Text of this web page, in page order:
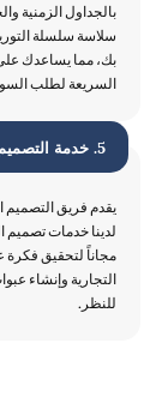
بالجداول الزمنية
سلاسة سلسلة
بك، مما يساعدك
السريعة لطلب
5. خدمة التصميم المجانية
يقدم فريق
لدينا خدمات تصميم
مجاناً لتحقيق فكرة
التجارية وإنشاء
للنظر.